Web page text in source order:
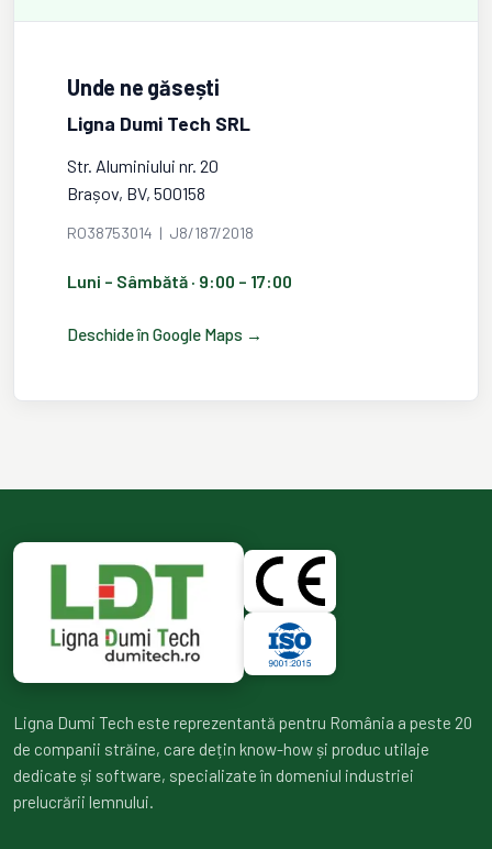
Unde ne găsești
Ligna Dumi Tech SRL
Str. Aluminiului nr. 20
Brașov, BV, 500158
RO38753014 | J8/187/2018
Luni – Sâmbătă · 9:00 – 17:00
Deschide în Google Maps →
Ligna Dumi Tech este reprezentantă pentru România a peste 20
de companii străine, care dețin know-how și produc utilaje
dedicate și software, specializate în domeniul industriei
prelucrării lemnului.